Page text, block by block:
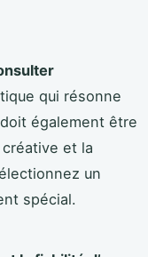
qui résonne
également être
et la
un
spécial.